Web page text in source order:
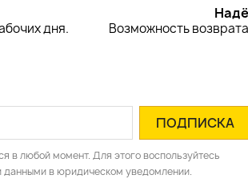
дня. Возможность
в любой момент. Для этого воспользуйтесь
данными в юридическом уведомлении.